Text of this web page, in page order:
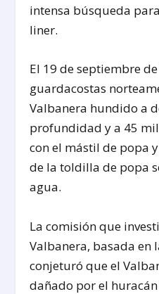
intensa búsqueda
liner.
El 19 de septiembre
guardacostas
Valbanera hundido a
profundidad y a 45
con el mástil de popa
de la toldilla de popa
agua.
La comisión que
Valbanera, basada en
conjeturó que el
dañado por el